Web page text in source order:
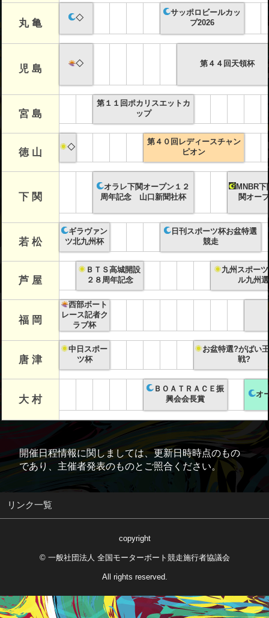
丸 亀 ◇
サッポロビールカッ
プ2026
児 島 ◇ 第４４回天領杯
宮 島
第１１回ポカリスエットカ
ップ
徳 山 ◇
第４０回レディースチャン
ピオン
下 関
オラレ下関オープン１２
周年記念 山口新聞社杯
MNBR下
関オー
若 松
ギラヴァン
ツ北九州杯
日刊スポーツ杯お盆特選
競走
芦 屋
ＢＴＳ高城開設
２８周年記念
九州スポー
ル九州
福 岡
西部ボート
レース記者ク
ラブ杯
唐 津
中日スポー
ツ杯
お盆特選?がばい
戦?
大 村
ＢＯＡＴＲＡＣＥ振
興会会長賞
オ
開催日程情報に関しましては、更新日時時点のもの
であり、主催者発表のものとご照合ください。
リンク一覧
copyright
© 一般社団法人 全国モーターボート競走施行者協議会
All rights reserved.